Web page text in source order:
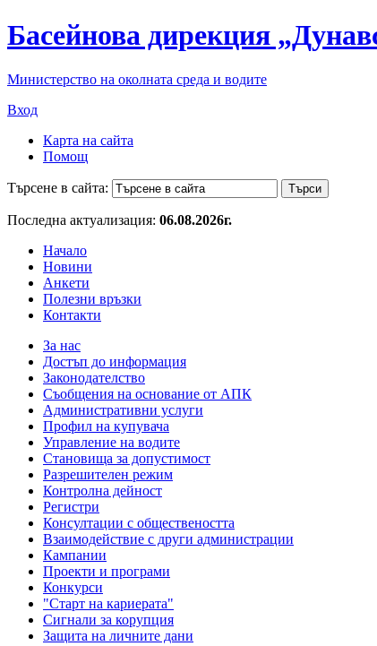
Басейнова дирекция
Министерство на околната среда и водите
Вход
Карта на сайта
Помощ
Търсене в сайта:
Последна актуализация: 06.08.2026г.
Начало
Новини
Анкети
Полезни връзки
Контакти
За нас
Достъп до информация
Законодателство
Съобщения на основание от АПК
Административни услуги
Профил на купувача
Управление на водите
Становища за допустимост
Разрешителен режим
Контролна дейност
Регистри
Консултации с обществеността
Взаимодействие с други администрации
Кампании
Проекти и програми
Конкурси
"Старт на кариерата"
Сигнали за корупция
Защита на личните дани